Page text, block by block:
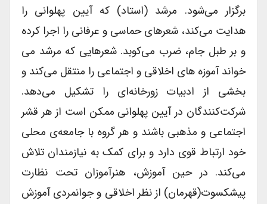
برگزار می‌شود. مرشد (استاد) که آیین پهلوانی را
هدایت می‌کند، شعرهای حماسی و عرفانی را اجرا کرده
و بر طبل جام، ضرب می‌کوبد. شعرهایی که مرشد می
خواند آموزه های اخلاقی و اجتماعی را منتقل می‌کند و
بخشی از ادبیات زورخانه‌ای را تشکیل می‌دهد.
شرکت‌کنندگان در آیین پهلوانی ممکن است از هر قشر
اجتماعی و مذهبی باشند و هر گروه با جامعه‌ی محلی
خود ارتباط قوی دارد و برای کمک به نیازمندان تلاش
می‌کند. در حین آموزش، هنرآموزان تحت نظارت
پیشکسوت(قهرمان) از نظر اخلاقی و جوانمردی آموزش